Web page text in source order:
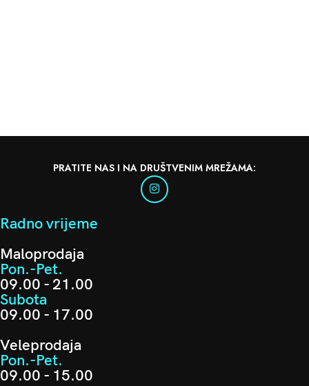
PRATITE NAS I NA DRUŠTVENIM MREŽAMA:
Radno vrijeme
Maloprodaja
Pon.-Pet.
09.00 - 21.00
Subota
09.00 - 17.00
Veleprodaja
Pon.-Pet.
09.00 - 15.00